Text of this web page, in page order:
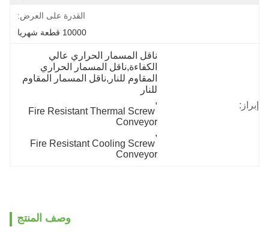
القدرة على العرض:
10000 قطعة شهريا
إبراز:
ناقل المسمار الحراري عالي
الكفاءة,ناقل المسمار الحراري
المقاوم للنار,ناقل المسمار المقاوم
للنار
,
Fire Resistant Thermal Screw
Conveyor
,
Fire Resistant Cooling Screw
Conveyor
وصف المنتج